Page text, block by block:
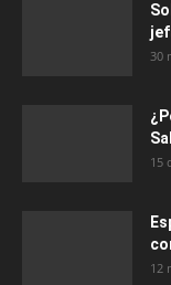
30
15
12